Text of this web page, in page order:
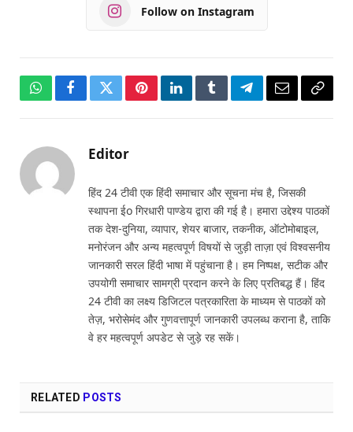
Follow on Instagram
WhatsAppFacebookTwitterPinterestLinkedInTumblrTelegramEmailCopy
Editor
हिंद 24 टीवी एक हिंदी समाचार और सूचना मंच है, जिसकी
स्थापना ईo गिरधारी पाण्डेय द्वारा की गई है। हमारा उद्देश्य पाठकों
तक देश-दुनिया, व्यापार, शेयर बाजार, तकनीक, ऑटोमोबाइल,
मनोरंजन और अन्य महत्वपूर्ण विषयों से जुड़ी ताज़ा एवं विश्वसनीय
जानकारी सरल हिंदी भाषा में पहुंचाना है। हम निष्पक्ष, सटीक और
उपयोगी समाचार सामग्री प्रदान करने के लिए प्रतिबद्ध हैं। हिंद
24 टीवी का लक्ष्य डिजिटल पत्रकारिता के माध्यम से पाठकों को
तेज़, भरोसेमंद और गुणवत्तापूर्ण जानकारी उपलब्ध कराना है, ताकि
वे हर महत्वपूर्ण अपडेट से जुड़े रह सकें।
RELATED POSTS